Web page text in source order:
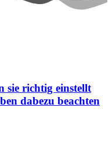
sie richtig einstellt
dabezu beachten